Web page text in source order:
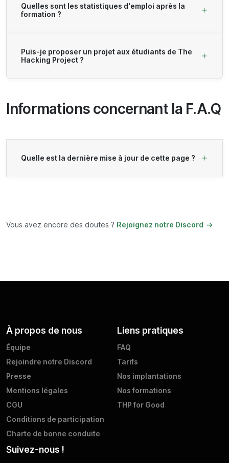
Quelles sont les statistiques d'emploi après la
formation ?
Puis-je proposer un projet aux étudiants de The
Hacking Project ?
Informations concernant la F.A.Q
Quelle est la dernière mise à jour de cette page ?
Vous avez encore des doutes ? Rejoignez notre Discord
À propos de nous
Équipe
Rejoindre notre Discord
Presse
Mentions légales
CGU
Conditions de participation
Charte de bonne conduite
Liens pratiques
FAQ
Tarifs
Nos implantations
Nos formations
THP for Good
Suivez-nous !